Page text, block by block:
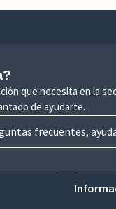
que necesita en la
de ayudarte.
frecuentes,